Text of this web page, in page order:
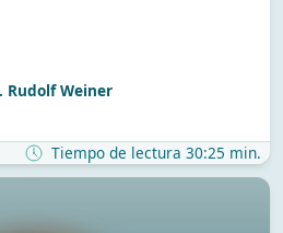
Prof. Dr. med. Rudolf Weiner
Tiempo de lectura 30:25 min.